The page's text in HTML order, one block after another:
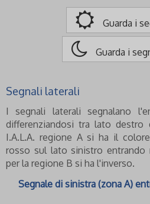
Guarda i
Guarda i
Segnali laterali
I segnali laterali segnalano
differenziandosi tra lato
I.A.L.A. regione A si ha il
rosso sul lato sinistro
per la regione B si ha l'inverso.
Segnale di sinistra (zona A)